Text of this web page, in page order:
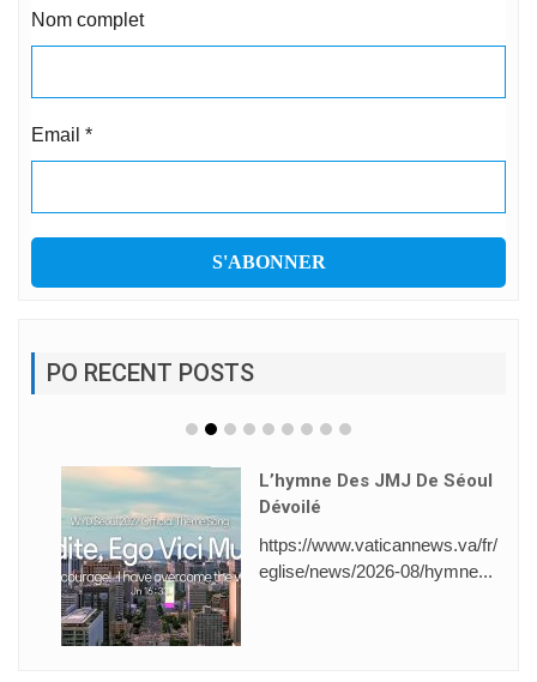
Nom complet
Email *
PO RECENT POSTS
L’hymne Des JMJ De Séoul
Dévoilé
https://www.vaticannews.va/fr/
eglise/news/2026-08/hymne...